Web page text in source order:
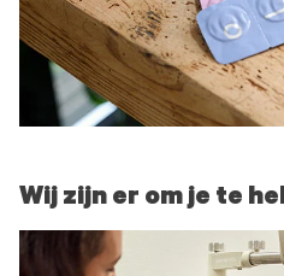
Wij zijn er om je te